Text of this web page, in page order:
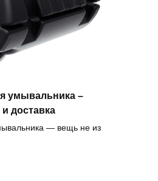
умывальника –
доставка
— вещь не из